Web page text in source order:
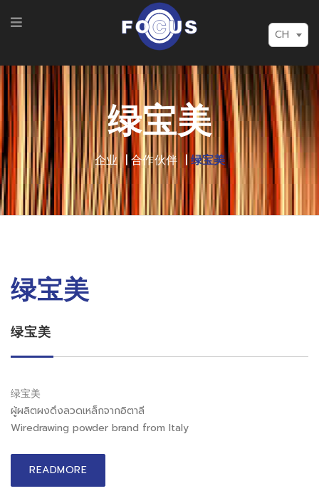
CH
绿宝美
企业 合作伙伴 绿宝美
绿宝美
绿宝美
绿宝美
ผู้ผลิตผงดึงลวดเหล็กจากอิตาลี
Wiredrawing powder brand from Italy
READMORE